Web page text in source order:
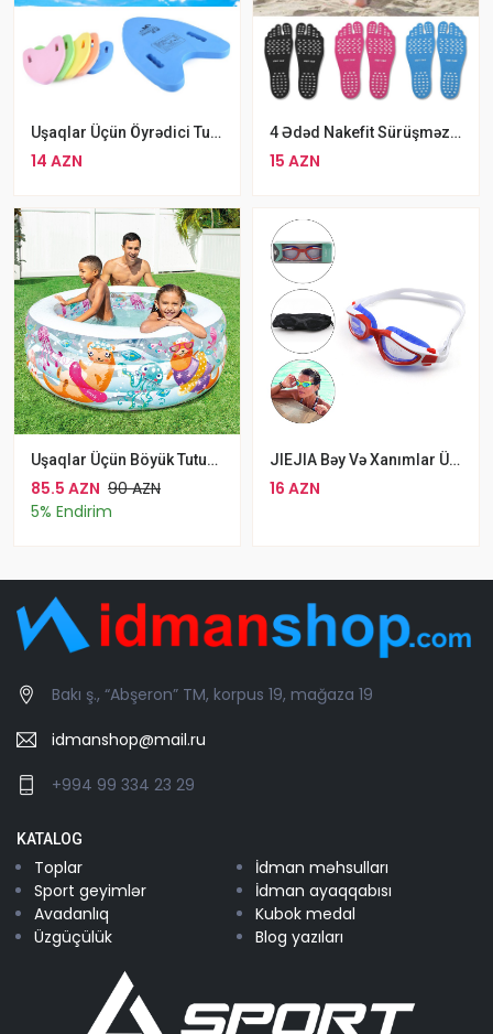
Uşaqlar Üçün Öyrədici Tutacaqlı Conquest Üzgüçülük Təlim Lövhəsi
14 AZN
4 Ədəd Nakefit Sürüşməz Suya Və Zədəyə Davamlı Dəniz Üçün Ayaqlıq
15 AZN
Uşaqlar Üçün Böyük Tutumlu INTEX Dairəvi Şişmə Hovuz Dəsti Akvarium 360L
85.5 AZN 90 AZN
5% Endirim
JIEJIA Bəy Və Xanımlar Üçün Rengli Şəffaf Üzgüçülük Eynəyi
16 AZN
Bakı ş., “Abşeron” TM, korpus 19, mağaza 19
idmanshop@mail.ru
+994 99 334 23 29
KATALOG
Toplar
İdman məhsulları
Sport geyimlər
İdman ayaqqabısı
Avadanlıq
Kubok medal
Üzgüçülük
Blog yazıları